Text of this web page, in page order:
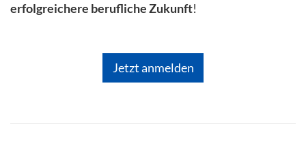
erfolgreichere berufliche Zukunft!
Jetzt anmelden